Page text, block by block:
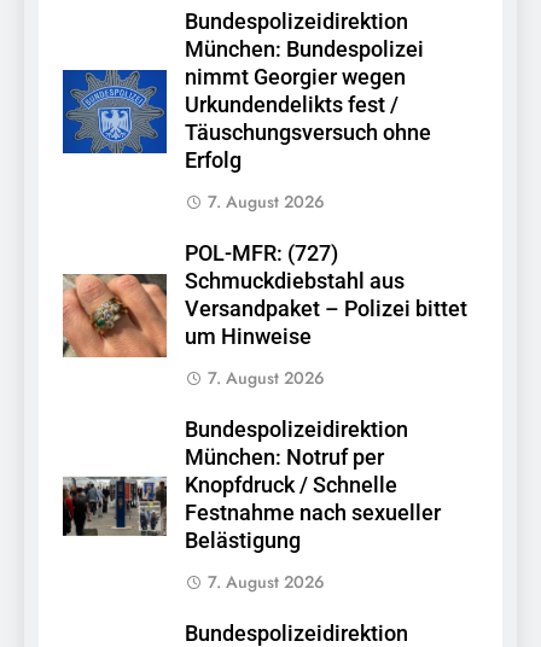
Bundespolizeidirektion
München: Bundespolizei
nimmt Georgier wegen
Urkundendelikts fest /
Täuschungsversuch ohne
Erfolg
7. August 2026
POL-MFR: (727)
Schmuckdiebstahl aus
Versandpaket – Polizei bittet
um Hinweise
7. August 2026
Bundespolizeidirektion
München: Notruf per
Knopfdruck / Schnelle
Festnahme nach sexueller
Belästigung
7. August 2026
Bundespolizeidirektion